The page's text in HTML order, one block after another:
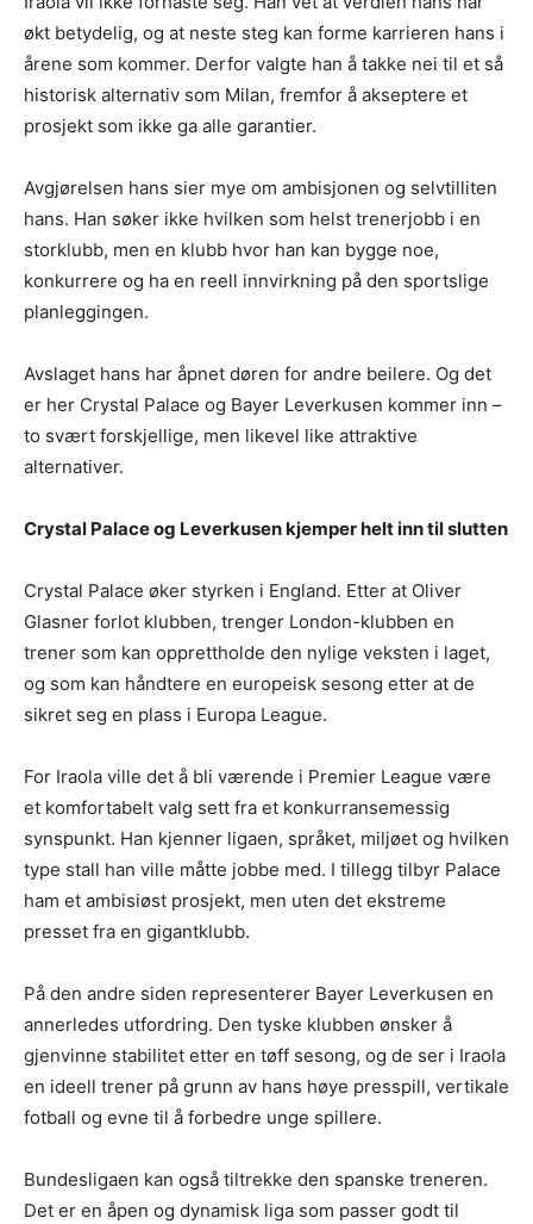
økt betydelig, og at neste steg kan forme karrieren hans i
årene som kommer. Derfor valgte han å takke nei til et så
historisk alternativ som Milan, fremfor å akseptere et
prosjekt som ikke ga alle garantier.
Avgjørelsen hans sier mye om ambisjonen og selvtilliten
hans. Han søker ikke hvilken som helst trenerjobb i en
storklubb, men en klubb hvor han kan bygge noe,
konkurrere og ha en reell innvirkning på den sportslige
planleggingen.
Avslaget hans har åpnet døren for andre beilere. Og det
er her Crystal Palace og Bayer Leverkusen kommer inn –
to svært forskjellige, men likevel like attraktive
alternativer.
Crystal Palace og Leverkusen kjemper helt inn til slutten
Crystal Palace øker styrken i England. Etter at Oliver
Glasner forlot klubben, trenger London-klubben en
trener som kan opprettholde den nylige veksten i laget,
og som kan håndtere en europeisk sesong etter at de
sikret seg en plass i Europa League.
For Iraola ville det å bli værende i Premier League være
et komfortabelt valg sett fra et konkurransemessig
synspunkt. Han kjenner ligaen, språket, miljøet og hvilken
type stall han ville måtte jobbe med. I tillegg tilbyr Palace
ham et ambisiøst prosjekt, men uten det ekstreme
presset fra en gigantklubb.
På den andre siden representerer Bayer Leverkusen en
annerledes utfordring. Den tyske klubben ønsker å
gjenvinne stabilitet etter en tøff sesong, og de ser i Iraola
en ideell trener på grunn av hans høye presspill, vertikale
fotball og evne til å forbedre unge spillere.
Bundesligaen kan også tiltrekke den spanske treneren.
Det er en åpen og dynamisk liga som passer godt til